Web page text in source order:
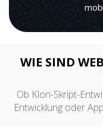
WIE SIND
Ob Klon-Skript-
Entwicklung oder